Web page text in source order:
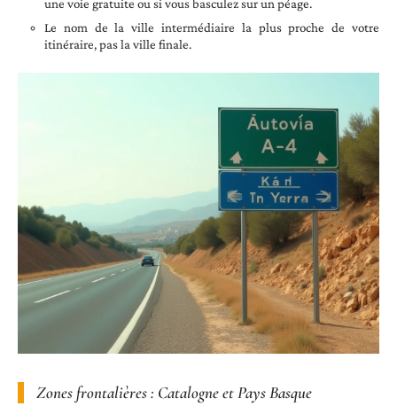
une voie gratuite ou si vous basculez sur un péage.
Le nom de la ville intermédiaire la plus proche de votre
itinéraire, pas la ville finale.
Zones frontalières : Catalogne et Pays Basque